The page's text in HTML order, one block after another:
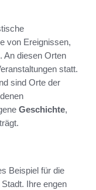
von Ereignissen,
An diesen Orten
statt.
sind Orte der
Geschichte,
Beispiel für die
Ihre engen